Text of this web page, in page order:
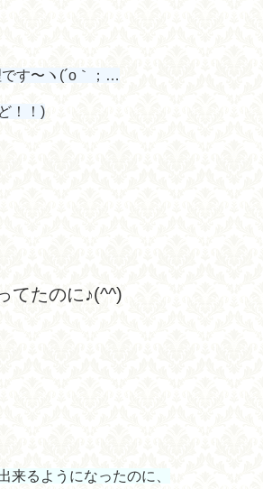
す〜ヽ(´o｀；…
！！)
てたのに♪(^^)
来るようになったのに、